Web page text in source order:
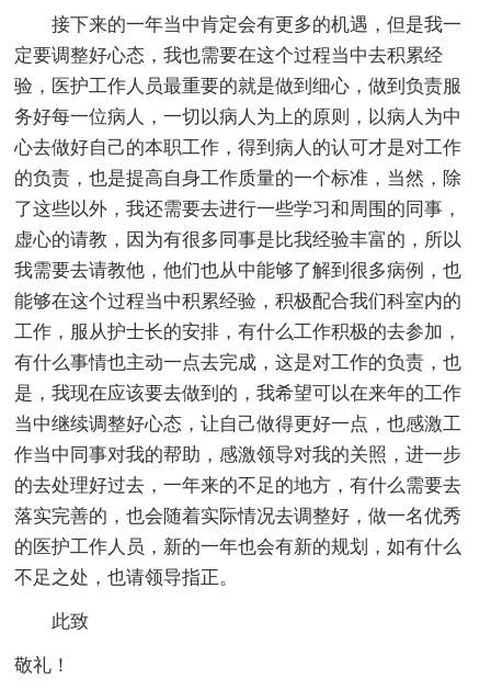
接下来的一年当中肯定会有更多的机遇，但是我一
定要调整好心态，我也需要在这个过程当中去积累经
验，医护工作人员最重要的就是做到细心，做到负责服
务好每一位病人，一切以病人为上的原则，以病人为中
心去做好自己的本职工作，得到病人的认可才是对工作
的负责，也是提高自身工作质量的一个标准，当然，除
了这些以外，我还需要去进行一些学习和周围的同事，
虚心的请教，因为有很多同事是比我经验丰富的，所以
我需要去请教他，他们也从中能够了解到很多病例，也
能够在这个过程当中积累经验，积极配合我们科室内的
工作，服从护士长的安排，有什么工作积极的去参加，
有什么事情也主动一点去完成，这是对工作的负责，也
是，我现在应该要去做到的，我希望可以在来年的工作
当中继续调整好心态，让自己做得更好一点，也感激工
作当中同事对我的帮助，感激领导对我的关照，进一步
的去处理好过去，一年来的不足的地方，有什么需要去
落实完善的，也会随着实际情况去调整好，做一名优秀
的医护工作人员，新的一年也会有新的规划，如有什么
不足之处，也请领导指正。
此致
敬礼！